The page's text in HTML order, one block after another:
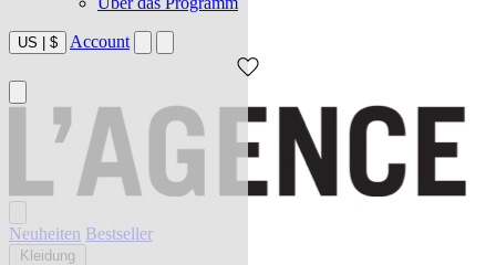
US $ Account
Neuheiten Bestseller
Kleidung